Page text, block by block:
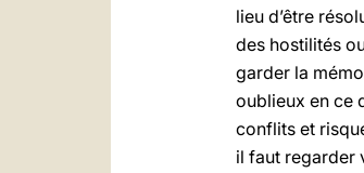
lieu d’être
des hostilités
garder la
oublieux en ce
conflits et
il faut regarder